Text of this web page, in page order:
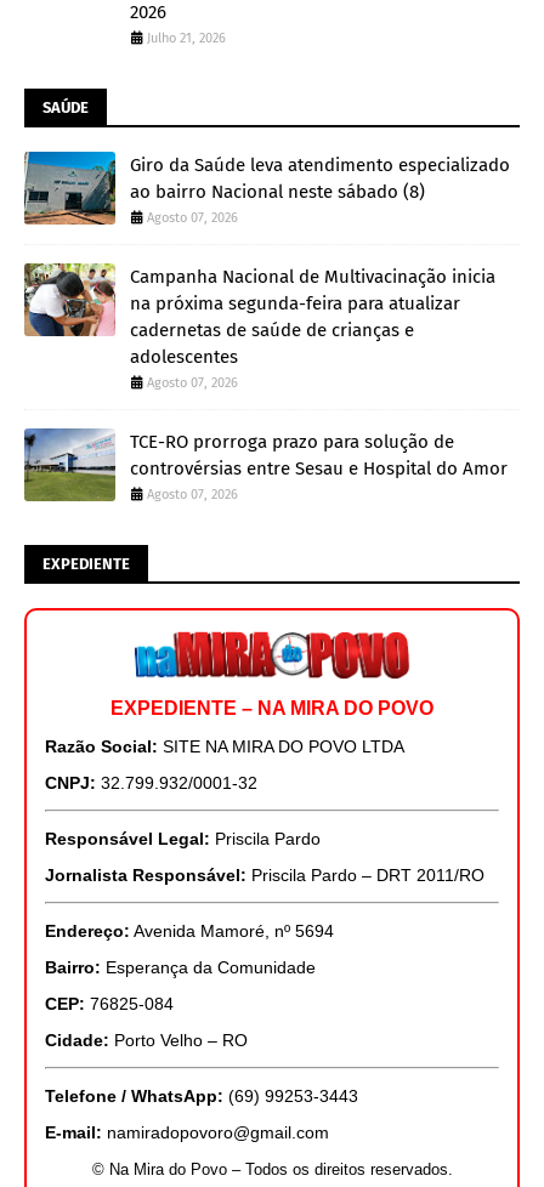
2026
Julho 21, 2026
SAÚDE
Giro da Saúde leva atendimento especializado
ao bairro Nacional neste sábado (8)
Agosto 07, 2026
Campanha Nacional de Multivacinação inicia
na próxima segunda-feira para atualizar
cadernetas de saúde de crianças e
adolescentes
Agosto 07, 2026
TCE-RO prorroga prazo para solução de
controvérsias entre Sesau e Hospital do Amor
Agosto 07, 2026
EXPEDIENTE
EXPEDIENTE – NA MIRA DO POVO
Razão Social: SITE NA MIRA DO POVO LTDA
CNPJ: 32.799.932/0001-32
Responsável Legal: Priscila Pardo
Jornalista Responsável: Priscila Pardo – DRT 2011/RO
Endereço: Avenida Mamoré, nº 5694
Bairro: Esperança da Comunidade
CEP: 76825-084
Cidade: Porto Velho – RO
Telefone / WhatsApp: (69) 99253-3443
E-mail: namiradopovoro@gmail.com
© Na Mira do Povo – Todos os direitos reservados.